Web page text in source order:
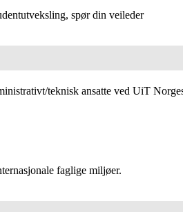
spør din veileder
teknisk ansatte ved UiT
faglige miljøer.